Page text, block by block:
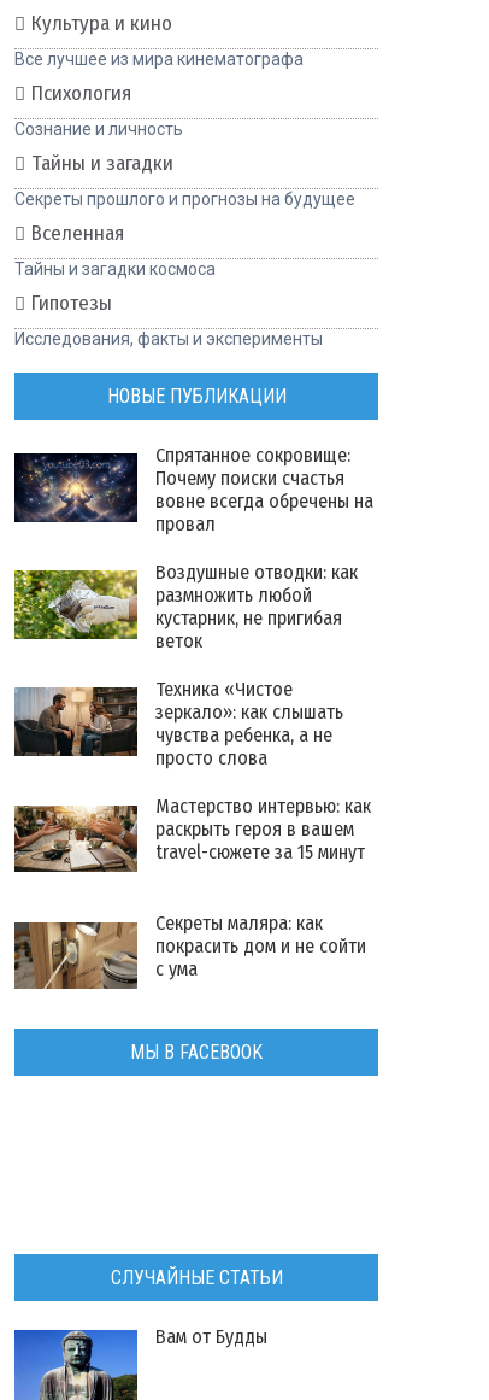
Культура и кино
Все лучшее из мира кинематографа
Психология
Сознание и личность
Тайны и загадки
Секреты прошлого и прогнозы на будущее
Вселенная
Тайны и загадки космоса
Гипотезы
Исследования, факты и эксперименты
НОВЫЕ ПУБЛИКАЦИИ
Спрятанное сокровище:
Почему поиски счастья
вовне всегда обречены на
провал
Воздушные отводки: как
размножить любой
кустарник, не пригибая
веток
Техника «Чистое
зеркало»: как слышать
чувства ребенка, а не
просто слова
Мастерство интервью: как
раскрыть героя в вашем
travel-сюжете за 15 минут
Секреты маляра: как
покрасить дом и не сойти
с ума
МЫ В FACEBOOK
СЛУЧАЙНЫЕ СТАТЬИ
Вам от Будды